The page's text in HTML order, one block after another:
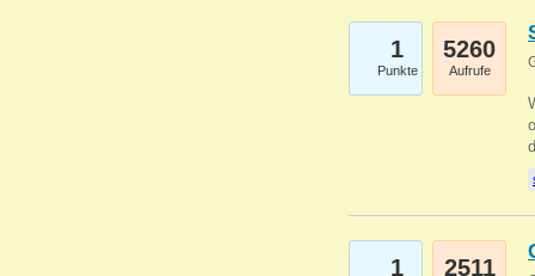
1
Punkte
5260
Aufrufe
1 2511